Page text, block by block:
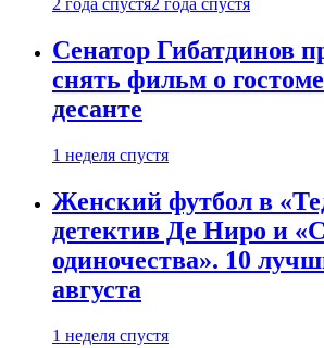
2 года спустя2 года спустя
Сенатор Гибатдинов
снять фильм о
десанте
1 неделя спустя
Женский футбол в
детектив Де Ниро и
одиночества». 10
августа
1 неделя спустя